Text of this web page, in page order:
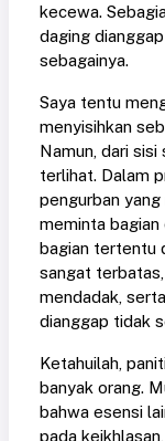
kecewa.
daging
sebagainya.
Saya tentu
menyisihkan
Namun, dari
terlihat. Dalam
pengurban
meminta
bagian tertentu
sangat
mendadak,
dianggap tidak
Ketahuilah,
banyak orang.
bahwa esensi
pada